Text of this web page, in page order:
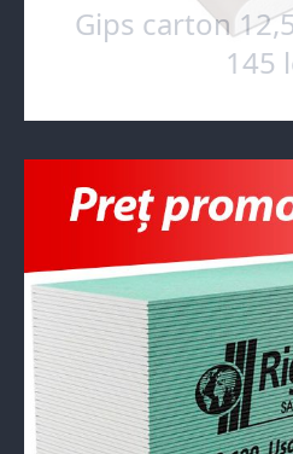
Gips carton
145